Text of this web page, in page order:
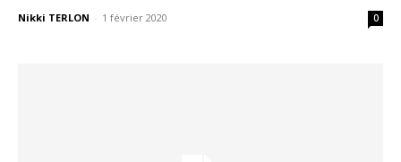
Nikki TERLON - 1 février 2020 0